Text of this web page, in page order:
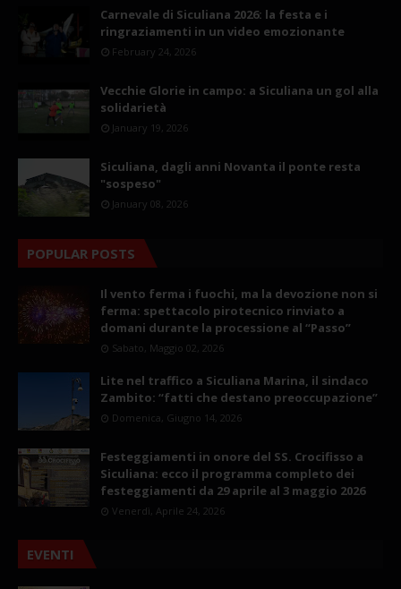
Carnevale di Siculiana 2026: la festa e i
ringraziamenti in un video emozionante
February 24, 2026
Vecchie Glorie in campo: a Siculiana un gol alla
solidarietà
January 19, 2026
Siculiana, dagli anni Novanta il ponte resta
"sospeso"
January 08, 2026
POPULAR POSTS
Il vento ferma i fuochi, ma la devozione non si
ferma: spettacolo pirotecnico rinviato a
domani durante la processione al “Passo”
Sabato, Maggio 02, 2026
Lite nel traffico a Siculiana Marina, il sindaco
Zambito: “fatti che destano preoccupazione”
Domenica, Giugno 14, 2026
Festeggiamenti in onore del SS. Crocifisso a
Siculiana: ecco il programma completo dei
festeggiamenti da 29 aprile al 3 maggio 2026
Venerdì, Aprile 24, 2026
EVENTI